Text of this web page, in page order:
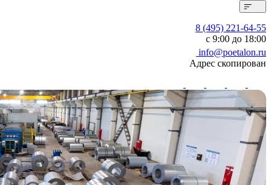
8 (495) 221-64-55
с 9:00 до 18:00
info@poetalon.ru
Адрес скопирован